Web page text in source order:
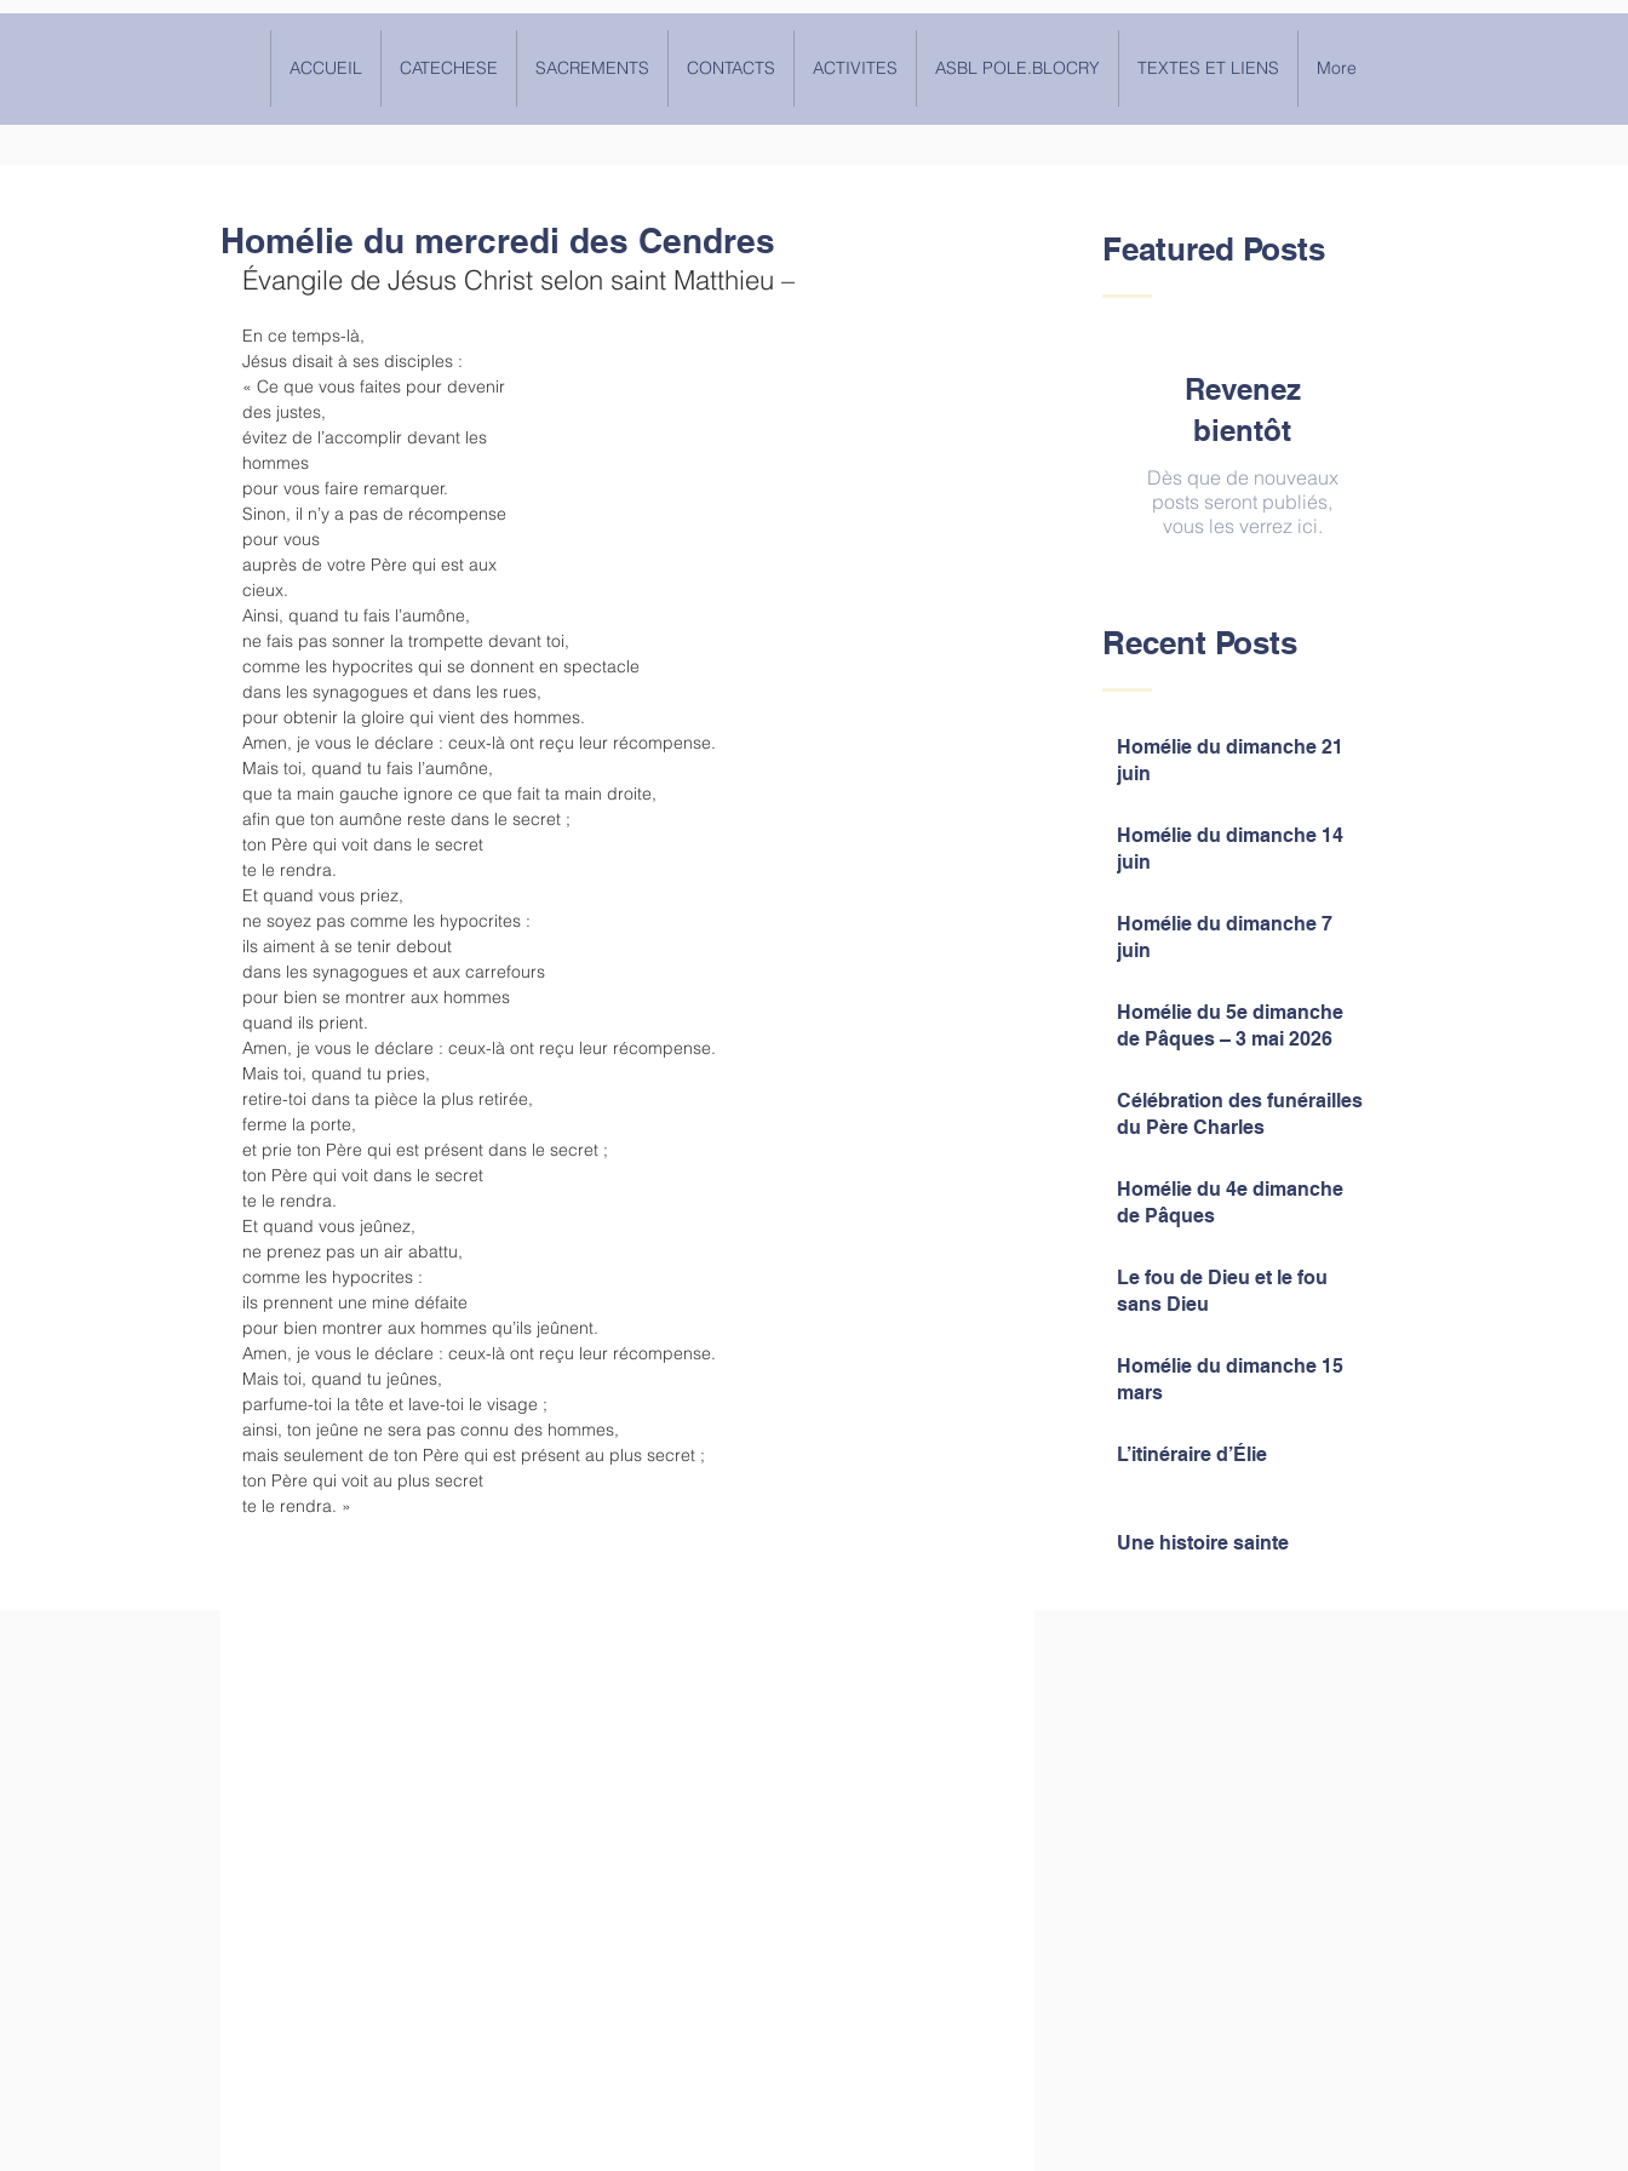
ACCUEIL CATECHESE SACREMENTS CONTACTS ACTIVITES ASBL POLE.BLOCRY TEXTES ET LIENS More
Featured Posts
Revenez
bientôt
Dès que de nouveaux
posts seront publiés,
vous les verrez ici.
Recent Posts
Homélie du dimanche 21
juin
Homélie du dimanche 14
juin
Homélie du dimanche 7
juin
Homélie du 5e dimanche
de Pâques – 3 mai 2026
Célébration des funérailles
du Père Charles
Homélie du 4e dimanche
de Pâques
Le fou de Dieu et le fou
sans Dieu
Homélie du dimanche 15
mars
L’itinéraire d’Élie
Une histoire sainte
Homélie du mercredi des Cendres
Évangile de Jésus Christ selon saint Matthieu –
En ce temps-là,
Jésus disait à ses disciples :
« Ce que vous faites pour devenir
des justes,
évitez de l’accomplir devant les
hommes
pour vous faire remarquer.
Sinon, il n’y a pas de récompense
pour vous
auprès de votre Père qui est aux
cieux.
Ainsi, quand tu fais l’aumône,
ne fais pas sonner la trompette devant toi,
comme les hypocrites qui se donnent en spectacle
dans les synagogues et dans les rues,
pour obtenir la gloire qui vient des hommes.
Amen, je vous le déclare : ceux-là ont reçu leur récompense.
Mais toi, quand tu fais l’aumône,
que ta main gauche ignore ce que fait ta main droite,
afin que ton aumône reste dans le secret ;
ton Père qui voit dans le secret
te le rendra.
Et quand vous priez,
ne soyez pas comme les hypocrites :
ils aiment à se tenir debout
dans les synagogues et aux carrefours
pour bien se montrer aux hommes
quand ils prient.
Amen, je vous le déclare : ceux-là ont reçu leur récompense.
Mais toi, quand tu pries,
retire-toi dans ta pièce la plus retirée,
ferme la porte,
et prie ton Père qui est présent dans le secret ;
ton Père qui voit dans le secret
te le rendra.
Et quand vous jeûnez,
ne prenez pas un air abattu,
comme les hypocrites :
ils prennent une mine défaite
pour bien montrer aux hommes qu’ils jeûnent.
Amen, je vous le déclare : ceux-là ont reçu leur récompense.
Mais toi, quand tu jeûnes,
parfume-toi la tête et lave-toi le visage ;
ainsi, ton jeûne ne sera pas connu des hommes,
mais seulement de ton Père qui est présent au plus secret ;
ton Père qui voit au plus secret
te le rendra. »